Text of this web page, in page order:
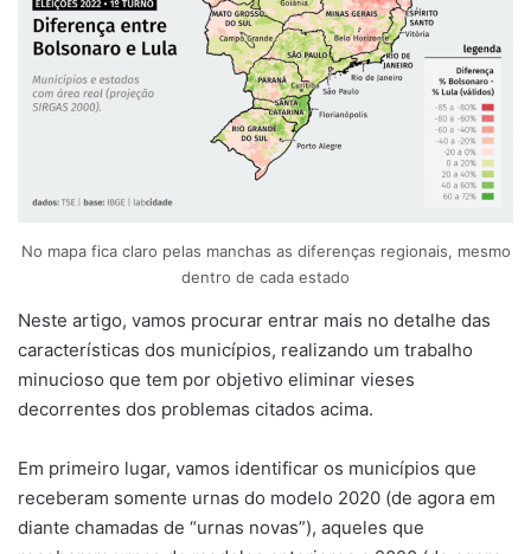
No mapa fica claro pelas manchas as diferenças regionais, mesmo
dentro de cada estado
Neste artigo, vamos procurar entrar mais no detalhe das
características dos municípios, realizando um trabalho
minucioso que tem por objetivo eliminar vieses
decorrentes dos problemas citados acima.
Em primeiro lugar, vamos identificar os municípios que
receberam somente urnas do modelo 2020 (de agora em
diante chamadas de “urnas novas”), aqueles que